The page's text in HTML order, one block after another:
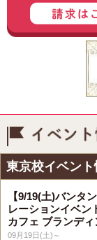
東京校イベント
【9/19(土)バンタ
レーションイベン
カフェ ブランデ
09月19日(土)～